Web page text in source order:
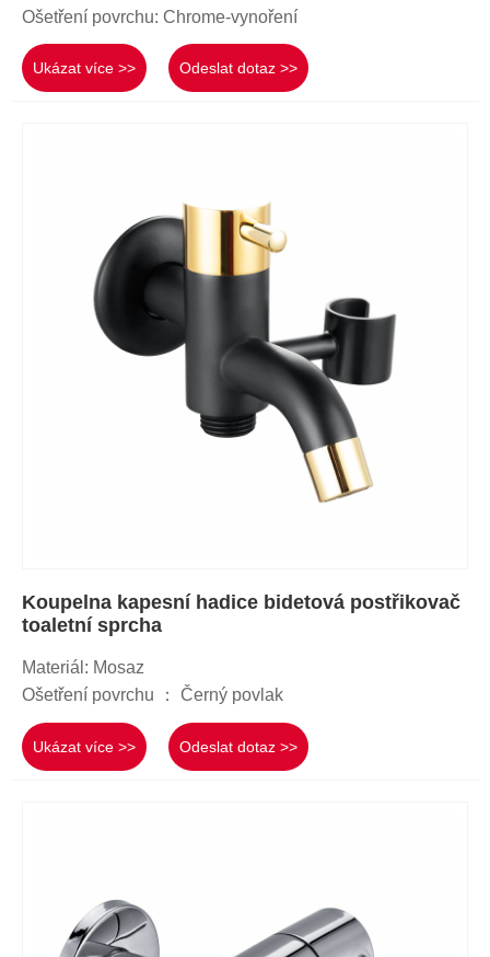
Ošetření povrchu: Chrome-vynoření
Ukázat více >> Odeslat dotaz >>
Koupelna kapesní hadice bidetová postřikovač
toaletní sprcha
Materiál: Mosaz
Ošetření povrchu ： Černý povlak
Ukázat více >> Odeslat dotaz >>